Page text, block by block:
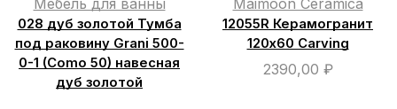
Мебель для ванны
028 дуб золотой Тумба
под раковину Grani 500-
0-1 (Como 50) навесная
дуб золотой
Maimoon Ceramica
12055R Керамогранит
120х60 Carving
2390,00 ₽